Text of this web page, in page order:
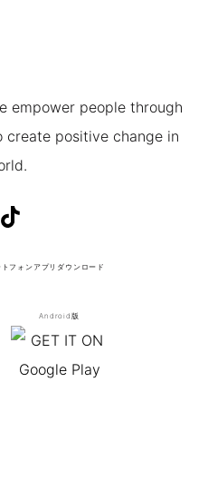
empower people through
positive change in
フォンアプリ ダウンロード
Android版